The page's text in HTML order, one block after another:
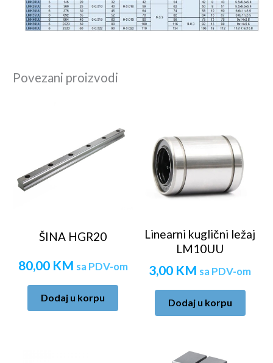
Povezani proizvodi
ŠINA HGR20
80,00 KM sa PDV-om
Dodaj u korpu
Linearni kuglični ležaj
LM10UU
3,00 KM sa PDV-om
Dodaj u korpu